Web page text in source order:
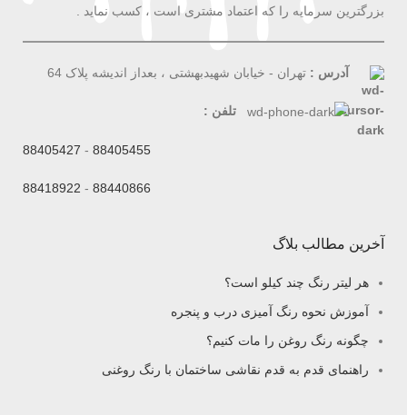
بزرگترین سرمایه را که اعتماد مشتری است ، کسب نماید .
آدرس : تهران - خیابان شهیدبهشتی ، بعداز اندیشه پلاک 64
تلفن :
88405455
-
88405427
88440866
-
88418922
آخرین مطالب بلاگ
هر لیتر رنگ چند کیلو است؟
آموزش نحوه رنگ آمیزی درب و پنجره
چگونه رنگ روغن را مات کنیم؟
راهنمای قدم به قدم نقاشی ساختمان با رنگ روغنی